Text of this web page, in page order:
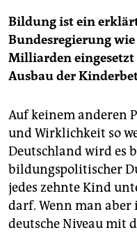
Bildung ist ein
Bundesregierung wie
Milliarden
Ausbau der
Auf keinem anderen
und Wirklichkeit so
Deutschland wird es
bildungspolitischer
jedes zehnte Kind
darf. Wenn man aber
deutsche Niveau mit